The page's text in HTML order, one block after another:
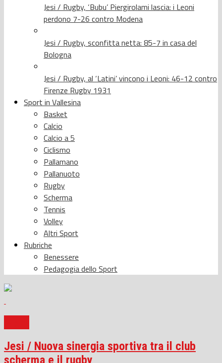
Jesi / Rugby, ‘Bubu’ Piergirolami lascia: i Leoni
perdono 7-26 contro Modena
Jesi / Rugby, sconfitta netta: 85-7 in casa del
Bologna
Jesi / Rugby, al ‘Latini’ vincono i Leoni: 46-12 contro
Firenze Rugby 1931
Sport in Vallesina
Basket
Calcio
Calcio a 5
Ciclismo
Pallamano
Pallanuoto
Rugby
Scherma
Tennis
Volley
Altri Sport
Rubriche
Benessere
Pedagogia dello Sport
Jesi / Nuova sinergia sportiva tra il club
scherma e il rugby